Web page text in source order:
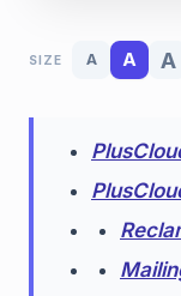
SIZE A A A